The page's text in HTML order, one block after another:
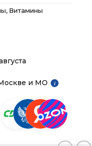
, Витамины
и МО
i
×
×
×